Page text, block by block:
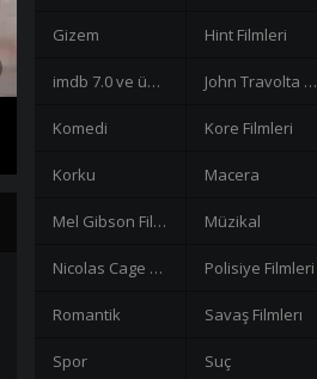
Gizem Hint Filmleri
imdb 7.0 ve üzeri filmler John Travolta Filmleri
Komedi Kore Filmleri
Korku Macera
Mel Gibson Filmleri Müzikal
Nicolas Cage Filmleri Polisiye Filmleri
Romantik Savaş Filmlerı
Spor Suç